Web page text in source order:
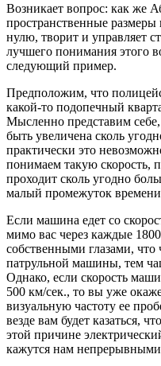
Возникает вопрос: как же
пространственные
нулю, творит и управляет
лучшего понимания этого
следующий пример.
Предположим, что
какой-то подопечный
Мысленно представим
быть увеличена сколь
практически это
понимаем такую скорость,
проходит сколь угодно
малый промежуток
Если машина едет со
мимо вас через каждые
собственными глазами,
патрульной машины, тем
Однако, если скорость
500 км/сек., то вы уже
визуальную частоту ее
везде вам будет казаться,
этой причине
кажутся нам